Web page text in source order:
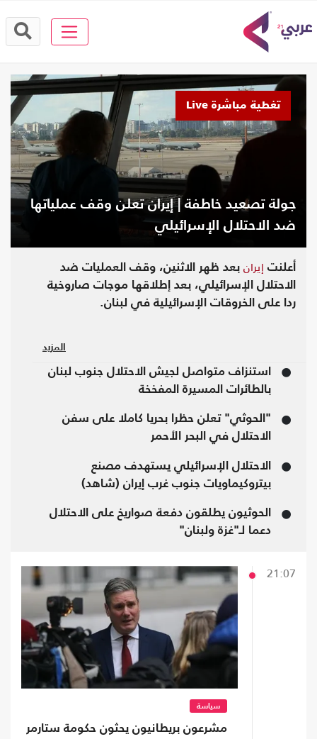
أعلنت إيران بعد ظهر الاثنين، وقف العمليات ضد
الاحتلال الإسرائيلي، بعد إطلاقها موجات صاروخية
ردا على الخروقات الإسرائيلية في لبنان.
الطرفين إلى وقف إطلاق النار.
المزيد
استنزاف متواصل لجيش الاحتلال جنوب لبنان
بالطائرات المسيرة المفخخة
"الحوثي" تعلن حظرا بحريا كاملا على سفن
الاحتلال في البحر الأحمر
الاحتلال الإسرائيلي يستهدف مصنع
بيتروكيماويات جنوب غرب إيران (شاهد)
الحوثيون يطلقون دفعة صواريخ على الاحتلال
دعما لـ"غزة ولبنان"
تغطية مباشرة Live
جولة تصعيد خاطفة | إيران تعلن وقف عملياتها
ضد الاحتلال الإسرائيلي
21:07
سياسة
مشرعون بريطانيون يحثون حكومة ستارمر